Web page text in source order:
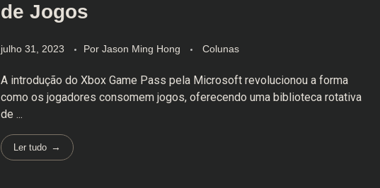
de Jogos
julho 31, 2023 Por Jason Ming Hong Colunas
A introdução do Xbox Game Pass pela Microsoft revolucionou a forma
como os jogadores consomem jogos, oferecendo uma biblioteca rotativa
de ...
Ler tudo